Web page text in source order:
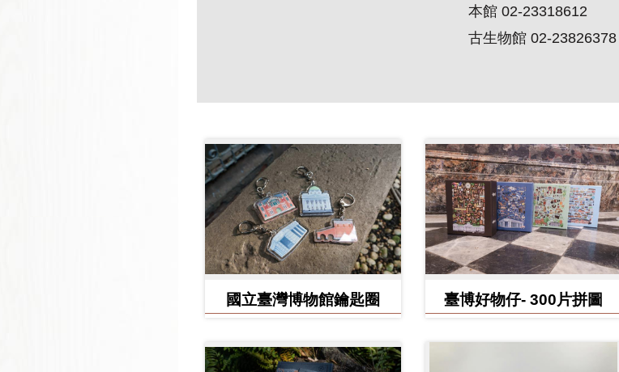
本館 02-23318612
古生物館 02-23826378
國立臺灣博物館鑰匙圈 臺博好物仔- 300片拼圖